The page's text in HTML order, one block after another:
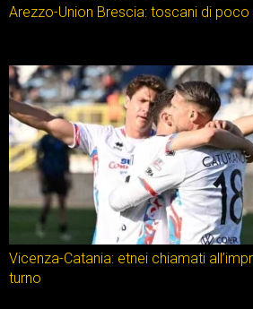
Arezzo-Union Brescia: toscani di poco
Vicenza-Catania: etnei chiamati
turno